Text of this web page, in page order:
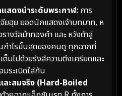
สดงนำระดับพระกาฬ: การ
ยฮุย ยอดนักแสดงเจ้าบทบาท, ห
งวัลม้าทองคำ และ หวังต้าลู่
ำไรขั้นสุดของคนดู ทุกฉากที่
มไปด้วยรังสีความตึงเครียดและ
ะเบิดใส่กัน
ละสมจริง (Hard-Boiled